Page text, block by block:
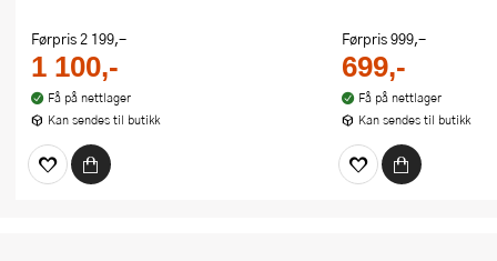
Førpris2 199,-
1 100,-
Få på nettlager
Kan sendes til butikk
Førpris999,-
699,-
Få på nettlager
Kan sendes til butikk